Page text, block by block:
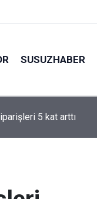
SUSUZHABER